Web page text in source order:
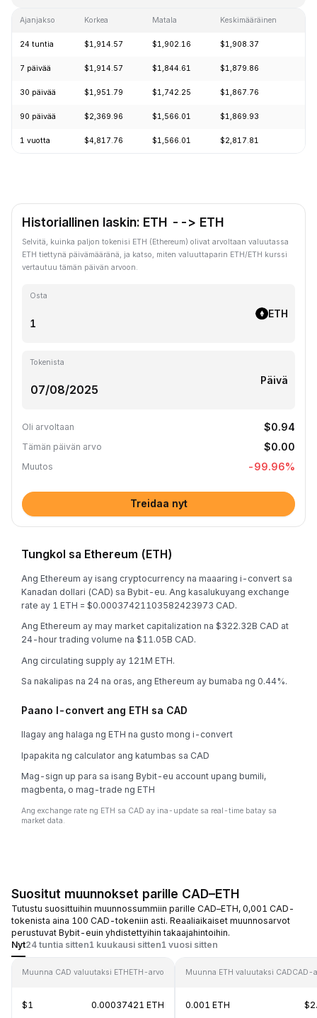
Ajanjakso Korkea Matala Keskimääräinen
24 tuntia $1,914.57 $1,902.16 $1,908.37
7 päivää $1,914.57 $1,844.61 $1,879.86
30 päivää $1,951.79 $1,742.25 $1,867.76
90 päivää $2,369.96 $1,566.01 $1,869.93
1 vuotta $4,817.76 $1,566.01 $2,817.81
Historiallinen laskin: ETH --> ETH
Selvitä, kuinka paljon tokenisi ETH (Ethereum) olivat arvoltaan valuutassa
ETH tiettynä päivämääränä, ja katso, miten valuuttaparin ETH/ETH kurssi
vertautuu tämän päivän arvoon.
Osta
ETH
Tokenista
Päivä
Oli arvoltaan $0.94
Tämän päivän arvo $0.00
Muutos -99.96%
Treidaa nyt
Tungkol sa Ethereum (ETH)
Ang Ethereum ay isang cryptocurrency na maaaring i-convert sa
Kanadan dollari (CAD) sa Bybit-eu. Ang kasalukuyang exchange
rate ay 1 ETH = $0.00037421103582423973 CAD.
Ang Ethereum ay may market capitalization na $322.32B CAD at
24-hour trading volume na $11.05B CAD.
Ang circulating supply ay 121M ETH.
Sa nakalipas na 24 na oras, ang Ethereum ay bumaba ng 0.44%.
Paano I-convert ang ETH sa CAD
Ilagay ang halaga ng ETH na gusto mong i-convert
Ipapakita ng calculator ang katumbas sa CAD
Mag-sign up para sa isang Bybit-eu account upang bumili,
magbenta, o mag-trade ng ETH
Ang exchange rate ng ETH sa CAD ay ina-update sa real-time batay sa
market data.
Suositut muunnokset parille CAD–ETH
Tutustu suosittuihin muunnossummiin parille CAD–ETH, 0,001 CAD-
tokenista aina 100 CAD-tokeniin asti. Reaaliaikaiset muunnosarvot
perustuvat Bybit-euin yhdistettyihin takaajahintoihin.
Nyt24 tuntia sitten1 kuukausi sitten1 vuosi sitten
Muunna CAD valuutaksi ETHETH-arvo
$1 0.00037421 ETH
Muunna ETH valuutaksi CADCAD-
0.001 ETH